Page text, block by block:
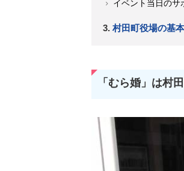
イベント当日のサ
村田町役場の基
「むら婚」は村